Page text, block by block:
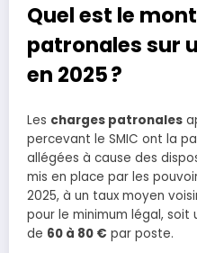
Quel est le
patronales sur
en 2025 ?
Les charges patronales
percevant le SMIC ont la
allégées à cause des
mis en place par les
2025, à un taux moyen
pour le minimum légal,
de 60 à 80 € par poste.